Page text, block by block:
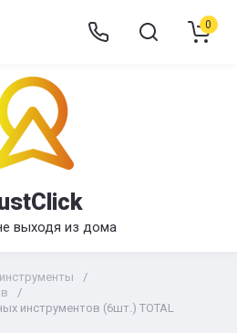
выходя из дома
0
/
/
инструментов (6шт.) TOTAL